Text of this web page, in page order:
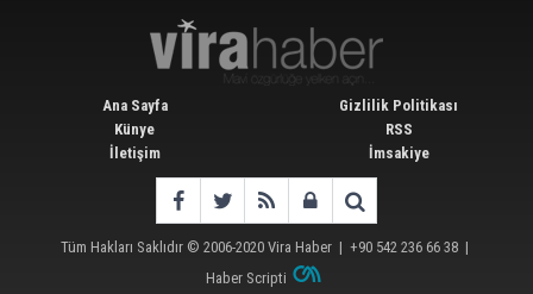
Ana Sayfa
Künye
İletişim
Gizlilik Politikası
RSS
İmsakiye
Tüm Hakları Saklıdır © 2006-2020 Vira Haber | +90 542 236 66 38 |
Haber Scripti